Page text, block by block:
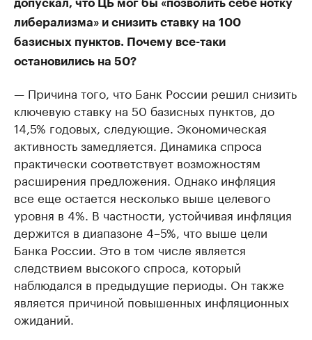
допускал, что ЦБ мог бы «позволить себе нотку
либерализма» и снизить ставку на 100
базисных пунктов. Почему все-таки
остановились на 50?
— Причина того, что Банк России решил снизить
ключевую ставку на 50 базисных пунктов, до
14,5% годовых, следующие. Экономическая
активность замедляется. Динамика спроса
практически соответствует возможностям
расширения предложения. Однако инфляция
все еще остается несколько выше целевого
уровня в 4%. В частности, устойчивая инфляция
держится в диапазоне 4–5%, что выше цели
Банка России. Это в том числе является
следствием высокого спроса, который
наблюдался в предыдущие периоды. Он также
является причиной повышенных инфляционных
ожиданий.